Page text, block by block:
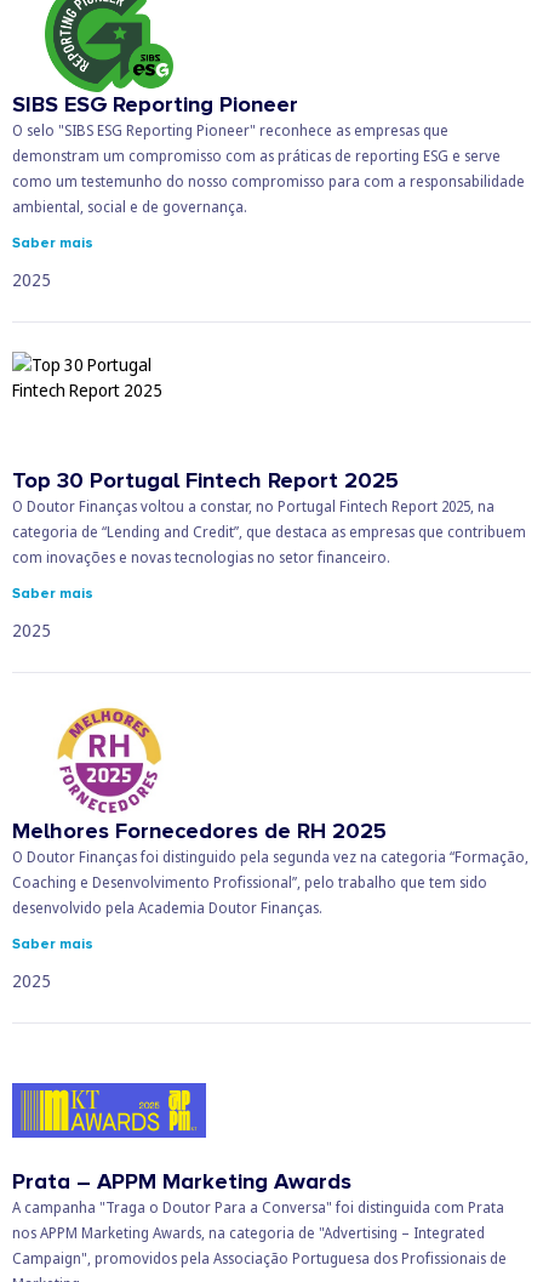
SIBS ESG Reporting Pioneer
O selo "SIBS ESG Reporting Pioneer" reconhece as empresas que
demonstram um compromisso com as práticas de reporting ESG e serve
como um testemunho do nosso compromisso para com a responsabilidade
ambiental, social e de governança.
Saber mais
2025
Top 30 Portugal Fintech Report 2025
O Doutor Finanças voltou a constar, no Portugal Fintech Report 2025, na
categoria de “Lending and Credit”, que destaca as empresas que contribuem
com inovações e novas tecnologias no setor financeiro.
Saber mais
2025
Melhores Fornecedores de RH 2025
O Doutor Finanças foi distinguido pela segunda vez na categoria “Formação,
Coaching e Desenvolvimento Profissional”, pelo trabalho que tem sido
desenvolvido pela Academia Doutor Finanças.
Saber mais
2025
Prata – APPM Marketing Awards
A campanha "Traga o Doutor Para a Conversa" foi distinguida com Prata
nos APPM Marketing Awards, na categoria de "Advertising – Integrated
Campaign", promovidos pela Associação Portuguesa dos Profissionais de